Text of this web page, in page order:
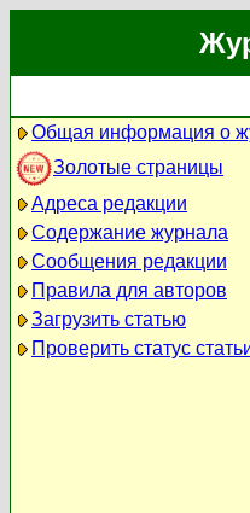
Общая информация о
Золотые страницы
Адреса редакции
Содержание журнала
Сообщения редакции
Правила для авторов
Загрузить статью
Проверить статус